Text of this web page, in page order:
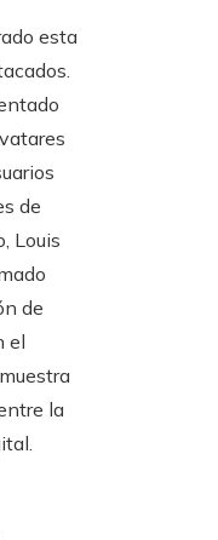
esta
de
Louis
de
el
la